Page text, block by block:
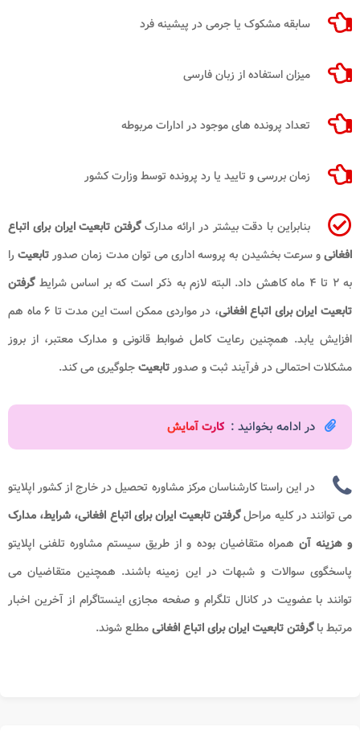
سابقه مشکوک یا جرمی در پیشینه فرد
میزان استفاده از زبان فارسی
تعداد پرونده های موجود در ادارات مربوطه
زمان بررسی و تایید یا رد پرونده توسط وزارت کشور
بنابراین با دقت بیشتر در ارائه مدارکگرفتن تابعیت ایران برای اتباع
افغانیو سرعت بخشیدن به پروسه اداری می توان مدت زمان صدورتابعیت را
به ۲ تا ۴ ماه کاهش داد. البته لازم به ذکر است که بر اساس شرایط
گرفتن
تابعیت ایران برای اتباع افغانی
، در مواردی ممکن است این مدت تا ۶ ماه هم
افزایش یابد. همچنین رعایت کامل ضوابط قانونی و مدارک معتبر، از بروز
مشکلات احتمالی در فرآیند ثبت و صدورتابعیتجلوگیری می کند.
در ادامه بخوانید : کارت آمایش
در این راستا کارشناسان مرکز مشاوره تحصیل در خارج از کشور اپلایتو
می توانند در کلیه مراحلگرفتن تابعیت ایران برای اتباع افغانی، شرایط، مدارک
و هزینه آن همراه متقاضیان بوده و از طریق سیستم مشاوره تلفنی اپلایتو
پاسخگوی سوالات و شبهات در این زمینه باشند. همچنین متقاضیان می
توانند با عضویت در کانال تلگرام و صفحه مجازی اینستاگرام از آخرین اخبار
مرتبط باگرفتن تابعیت ایران برای اتباع افغانیمطلع شوند.